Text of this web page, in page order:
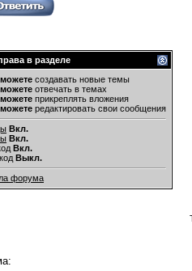
в разделе
создавать новые темы
отвечать в темах
прикреплять вложения
редактировать свои сообщения
Вкл.
Вкл.
Вкл.
Выкл.
форума